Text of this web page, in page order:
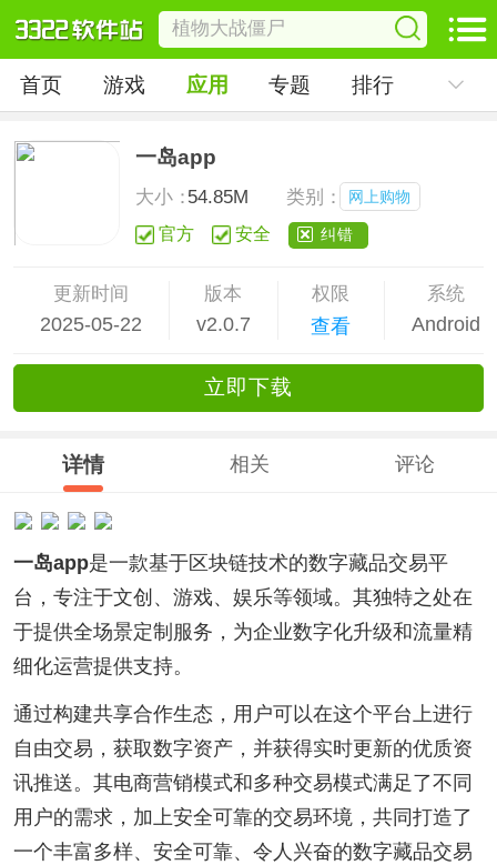
首页 游戏 应用 专题 排行
一岛app
大小：54.85M 类别： 网上购物
官方 安全 纠错
更新时间
2025-05-22
版本
v2.0.7
权限
查看
系统
Android
立即下载
详情 相关 评论
一岛app是一款基于区块链技术的数字藏品交易平
台，专注于文创、游戏、娱乐等领域。其独特之处在
于提供全场景定制服务，为企业数字化升级和流量精
细化运营提供支持。
通过构建共享合作生态，用户可以在这个平台上进行
自由交易，获取数字资产，并获得实时更新的优质资
讯推送。其电商营销模式和多种交易模式满足了不同
用户的需求，加上安全可靠的交易环境，共同打造了
一个丰富多样、安全可靠、令人兴奋的数字藏品交易